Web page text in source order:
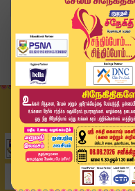
Home
வீடியோ ஸ்டோரி
JUST NOW :